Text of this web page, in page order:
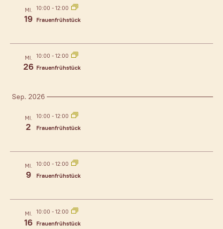
Unsere Partner
Kontakt
MI.
19
10:00 - 12:00
Frauenfrühstück
MI.
26
10:00 - 12:00
Frauenfrühstück
Sep. 2026
MI.
2
10:00 - 12:00
Frauenfrühstück
MI.
9
10:00 - 12:00
Frauenfrühstück
MI.
16
10:00 - 12:00
Frauenfrühstück